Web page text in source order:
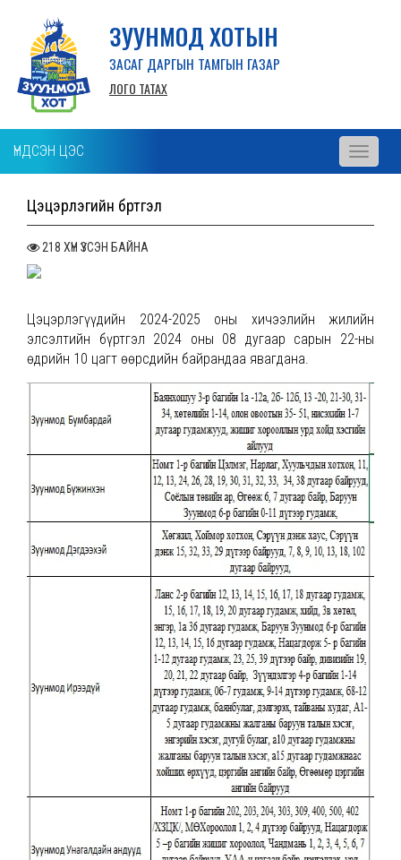
ЗУУНМОД ХОТЫН
ЗАСАГ ДАРГЫН ТАМГЫН ГАЗАР
ЛОГО ТАТАХ
ҮНДСЭН ЦЭС
Toggle
Цэцэрлэгийн бүртгэл
218 ХҮН ҮЗСЭН БАЙНА
Цэцэрлэгүүдийн 2024-2025 оны хичээлийн жилийн
элсэлтийн бүртгэл 2024 оны 08 дугаар сарын 22-ны
өдрийн 10 цагт өөрсдийн байрандаа явагдана.